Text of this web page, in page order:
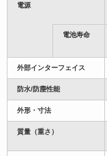
電源
電池寿命
外部インターフェイス
防水/防塵性能
外形・寸法
質量（重さ）